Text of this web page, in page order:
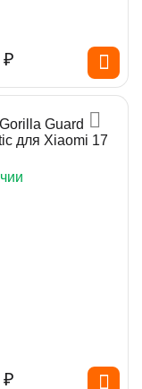
₽
Guard
для Xiaomi 17
₽